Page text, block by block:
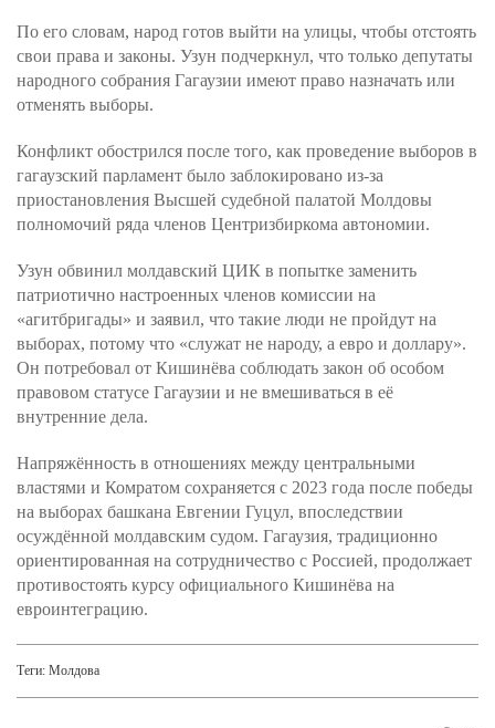
По его словам, народ готов выйти на улицы, чтобы отстоять
свои права и законы. Узун подчеркнул, что только депутаты
народного собрания Гагаузии имеют право назначать или
отменять выборы.
Конфликт обострился после того, как проведение выборов в
гагаузский парламент было заблокировано из-за
приостановления Высшей судебной палатой Молдовы
полномочий ряда членов Центризбиркома автономии.
Узун обвинил молдавский ЦИК в попытке заменить
патриотично настроенных членов комиссии на
«агитбригады» и заявил, что такие люди не пройдут на
выборах, потому что «служат не народу, а евро и доллару».
Он потребовал от Кишинёва соблюдать закон об особом
правовом статусе Гагаузии и не вмешиваться в её
внутренние дела.
Напряжённость в отношениях между центральными
властями и Комратом сохраняется с 2023 года после победы
на выборах башкана Евгении Гуцул, впоследствии
осуждённой молдавским судом. Гагаузия, традиционно
ориентированная на сотрудничество с Россией, продолжает
противостоять курсу официального Кишинёва на
евроинтеграцию.
Теги: Молдова